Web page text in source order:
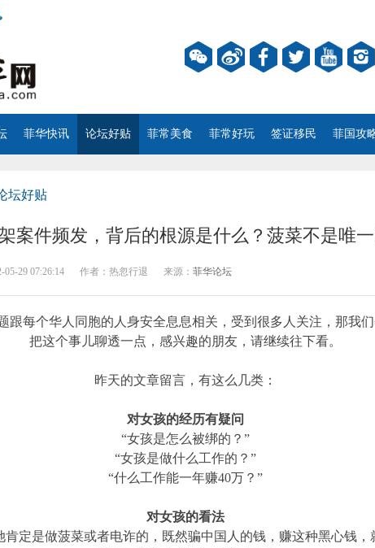
菲华快讯 论坛好贴 菲常美食 菲常好玩 签证移民 菲国攻
坛好贴
案件频发，背后的根源是什么？菠菜不是唯
05-29 07:26:14 作者： 热忽行退 来源： 菲华论坛
跟每个华人同胞的人身安全息息相关，受到很多人关注，那我
把这个事儿聊透一点，感兴趣的朋友，请继续往下看。
昨天的文章留言，有这么几类：
对女孩的经历有疑问
“女孩是怎么被绑的？”
“女孩是做什么工作的？”
“什么工作能一年赚40万？”
对女孩的看法
肯定是做菠菜或者电诈的，既然骗中国人的钱，赚这种黑心钱，